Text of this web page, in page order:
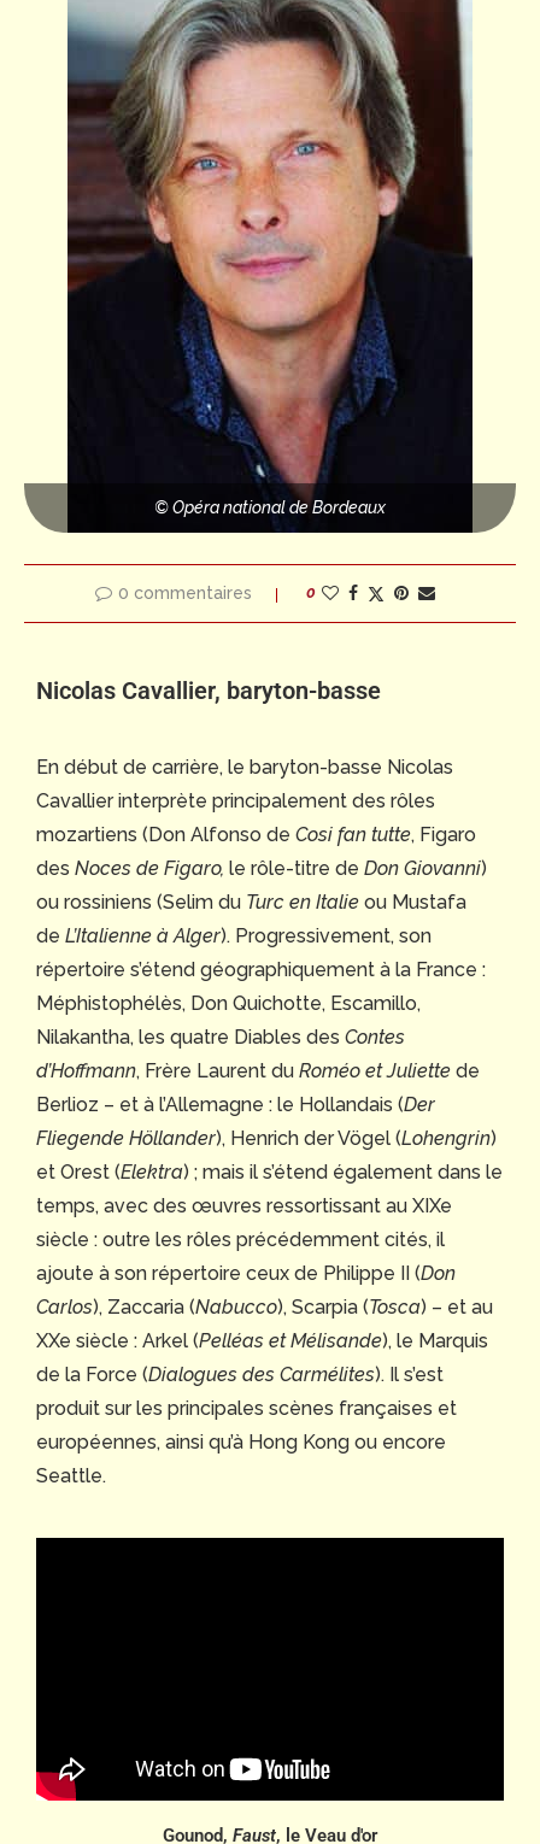
© Opéra national de Bordeaux
0 commentaires 0
Nicolas Cavallier, baryton-basse
En début de carrière, le baryton-basse Nicolas
Cavallier interprète principalement des rôles
mozartiens (Don Alfonso de Cosi fan tutte, Figaro
des Noces de Figaro, le rôle-titre de Don Giovanni)
ou rossiniens (Selim du Turc en Italie ou Mustafa
de L’Italienne à Alger). Progressivement, son
répertoire s’étend géographiquement à la France :
Méphistophélès, Don Quichotte, Escamillo,
Nilakantha, les quatre Diables des Contes
d’Hoffmann, Frère Laurent du Roméo et Juliette de
Berlioz – et à l’Allemagne : le Hollandais (Der
Fliegende Höllander), Henrich der Vögel (Lohengrin)
et Orest (Elektra) ; mais il s’étend également dans le
temps, avec des œuvres ressortissant au XIXe
siècle : outre les rôles précédemment cités, il
ajoute à son répertoire ceux de Philippe II (Don
Carlos), Zaccaria (Nabucco), Scarpia (Tosca) – et au
XXe siècle : Arkel (Pelléas et Mélisande), le Marquis
de la Force (Dialogues des Carmélites). Il s’est
produit sur les principales scènes françaises et
européennes, ainsi qu’à Hong Kong ou encore
Seattle.
Gounod, Faust, le Veau d'or